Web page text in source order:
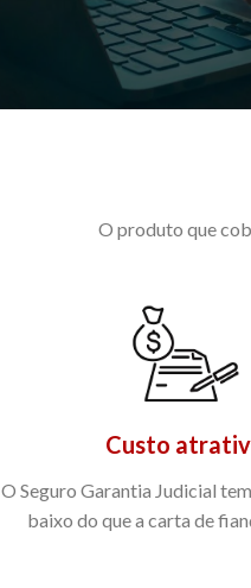
O produto que
Custo
O Seguro Garantia Judicial
baixo do que a carta de